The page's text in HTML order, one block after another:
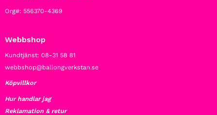
Org#: 556370-4369
Webbshop
Kundtjänst: 08-31 58 81
webbshop@ballongverkstan.se
Köpvillkor
Hur handlar jag
Reklamation & retur